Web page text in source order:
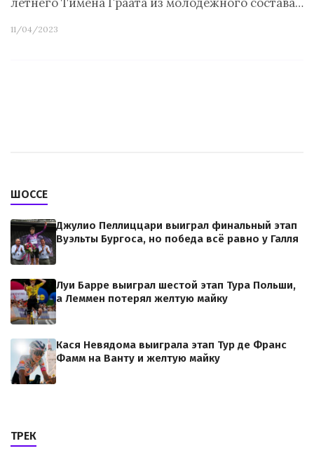
11/04/2023
ШОССЕ
Джулио Пеллиццари выиграл финальный этап
Вуэльты Бургоса, но победа всё равно у Галля
Луи Барре выиграл шестой этап Тура Польши,
а Леммен потерял желтую майку
Кася Невядома выиграла этап Тур де Франс
Фамм на Ванту и желтую майку
ТРЕК